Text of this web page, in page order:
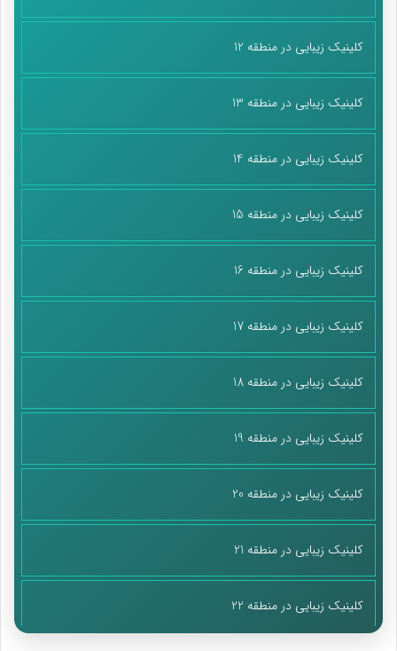
کلینیک زیبایی در منطقه 12
کلینیک زیبایی در منطقه 13
کلینیک زیبایی در منطقه 14
کلینیک زیبایی در منطقه 15
کلینیک زیبایی در منطقه 16
کلینیک زیبایی در منطقه 17
کلینیک زیبایی در منطقه 18
کلینیک زیبایی در منطقه 19
کلینیک زیبایی در منطقه 20
کلینیک زیبایی در منطقه 21
کلینیک زیبایی در منطقه 22